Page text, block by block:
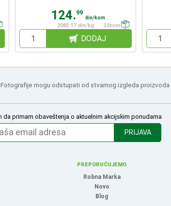
124.99
din/kom
2083.17 din/kg
22kom
DODAJ
mogu odstupati od stvarnog izgleda proizvoda.
da primam obaveštenja o aktuelnim akcijskim ponudama
PRIJAVA
PREPORUČUJEMO
Robna Marka
Novo
Blog